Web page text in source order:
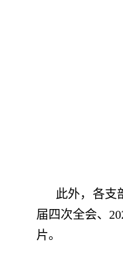
此外，各支
届四次全会、
片。